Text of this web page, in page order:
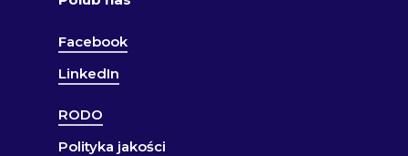
Facebook
LinkedIn
RODO
Polityka jakości